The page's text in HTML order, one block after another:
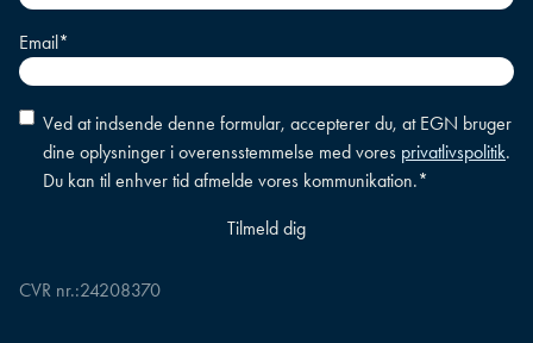
Email*
Accepter
betingelser*
Ved at indsende denne formular, accepterer du, at EGN bruger
dine oplysninger i overensstemmelse med vores privatlivspolitik.
Du kan til enhver tid afmelde vores kommunikation.*
CVR nr.:24208370